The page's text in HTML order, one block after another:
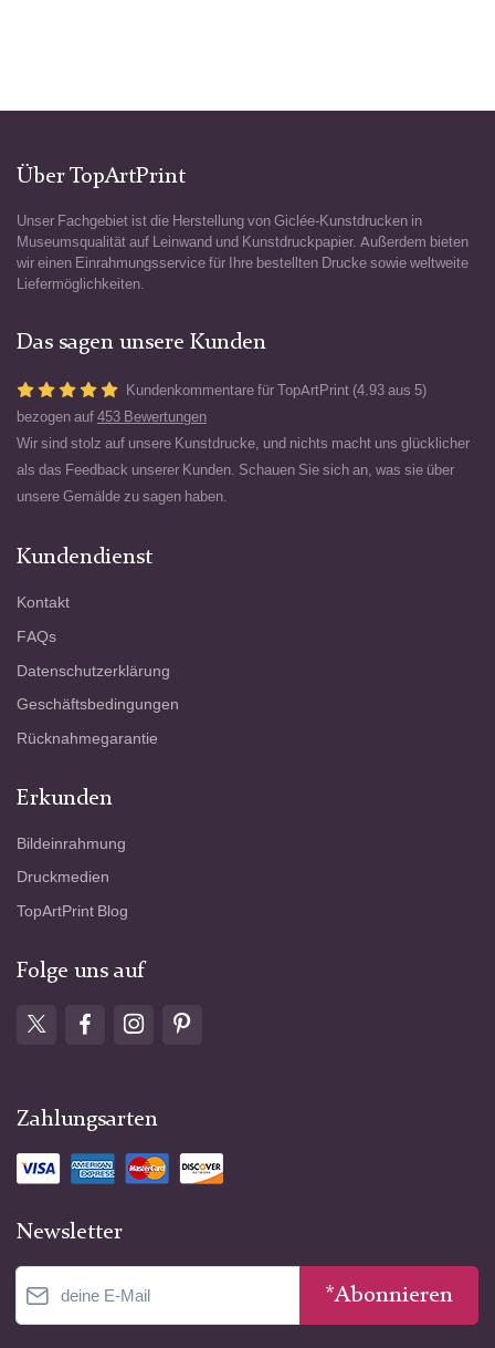
Über TopArtPrint
Unser Fachgebiet ist die Herstellung von Giclée-Kunstdrucken in
Museumsqualität auf Leinwand und Kunstdruckpapier. Außerdem bieten
wir einen Einrahmungsservice für Ihre bestellten Drucke sowie weltweite
Liefermöglichkeiten.
Das sagen unsere Kunden
Kundenkommentare für TopArtPrint (4.93 aus 5)
bezogen auf 453 Bewertungen
Wir sind stolz auf unsere Kunstdrucke, und nichts macht uns glücklicher
als das Feedback unserer Kunden. Schauen Sie sich an, was sie über
unsere Gemälde zu sagen haben.
Kundendienst
Kontakt
FAQs
Datenschutzerklärung
Geschäftsbedingungen
Rücknahmegarantie
Erkunden
Bildeinrahmung
Druckmedien
TopArtPrint Blog
Folge uns auf
Zahlungsarten
Newsletter
*Abonnieren